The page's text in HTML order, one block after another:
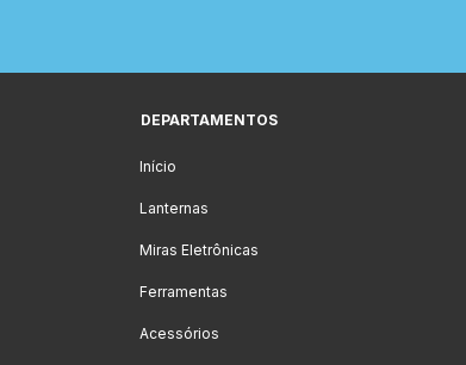
DEPARTAMENTOS
Início
Lanternas
Miras Eletrônicas
Ferramentas
Acessórios